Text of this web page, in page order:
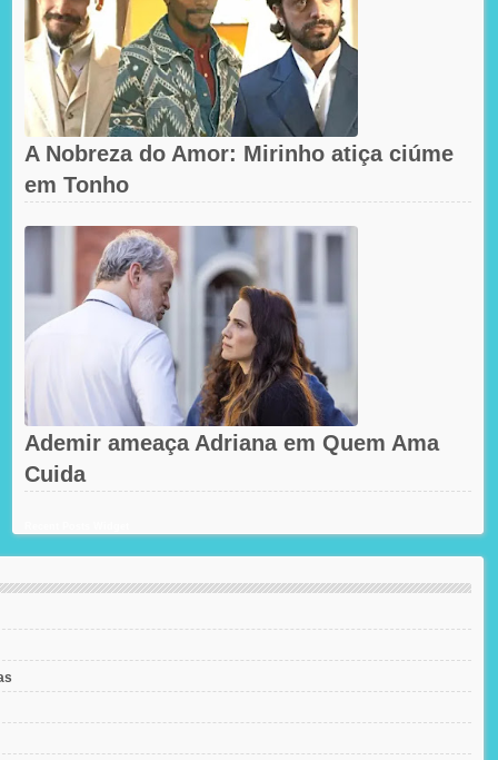
A Nobreza do Amor: Mirinho atiça ciúme
em Tonho
Ademir ameaça Adriana em Quem Ama
Cuida